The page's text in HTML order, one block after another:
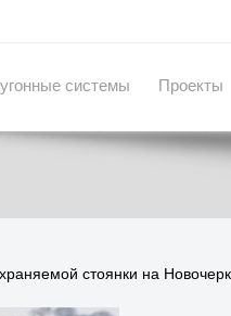
системы Проекты
стоянки на